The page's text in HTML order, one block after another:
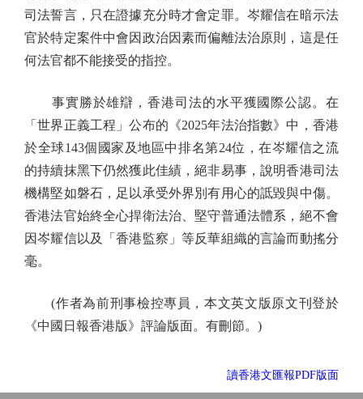
司法誓言，只在證據充分時才會定罪。岑耀信在暗示法
官於特定案件中會因政治因素而偏離法治原則，這是任
何法官都不能接受的指控。
事實勝於雄辯，香港司法的水平獲國際公認。在
「世界正義工程」公布的《2025年法治指數》中，香港
於全球143個國家及地區中排名第24位，在岑耀信之流
的持續抹黑下仍然獲此佳績，絕非易事，說明香港司法
機構堅如磐石，足以承受外界別有用心的詆毀與中傷。
香港法官始終全心捍衛法治、堅守普通法體系，絕不會
因岑耀信以及「香港監察」等反華組織的言論而動搖分
毫。
(作者為前刑事檢控專員，本文英文版原文刊登於
《中國日報香港版》評論版面。有刪節。)
讀香港文匯報PDF版面